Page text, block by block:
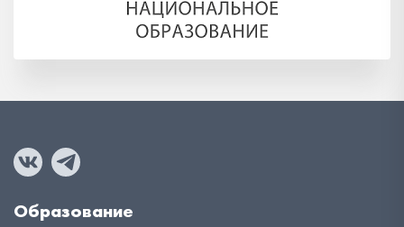
Образование